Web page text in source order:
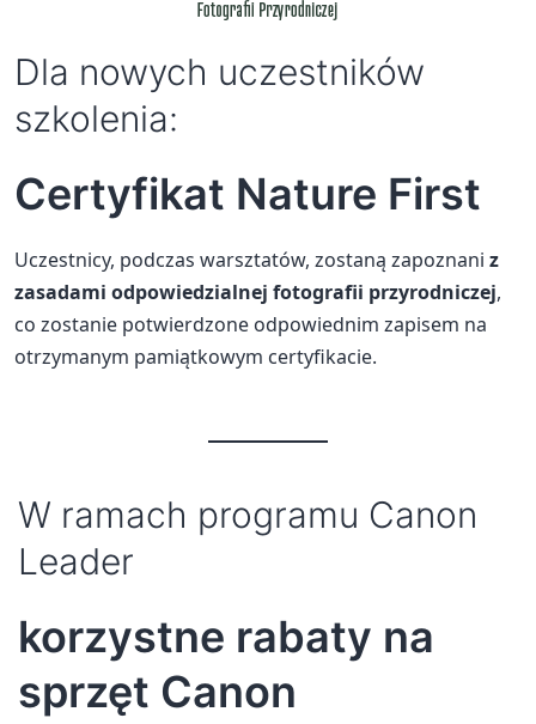
Dla nowych uczestników
szkolenia:
Certyfikat Nature First
Uczestnicy, podczas warsztatów, zostaną zapoznani z
zasadami odpowiedzialnej fotografii przyrodniczej,
co zostanie potwierdzone odpowiednim zapisem na
otrzymanym pamiątkowym certyfikacie.
W ramach programu Canon
Leader
korzystne rabaty na
sprzęt Canon